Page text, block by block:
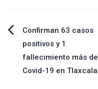
Navegación
de
Confirman 63 casos
positivos y 1
fallecimiento más de
Covid-19 en Tlaxcala